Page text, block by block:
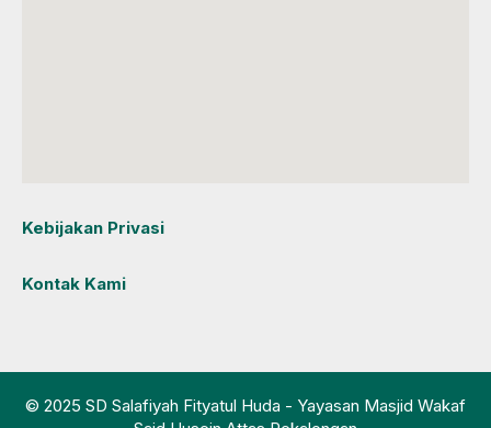
Kebijakan Privasi
Kontak Kami
© 2025 SD Salafiyah Fityatul Huda - Yayasan Masjid Wakaf